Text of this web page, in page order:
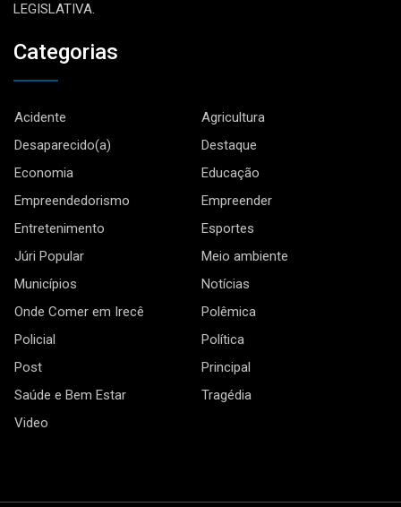
LEGISLATIVA.
Categorias
Acidente
Agricultura
Desaparecido(a)
Destaque
Economia
Educação
Empreendedorismo
Empreender
Entretenimento
Esportes
Júri Popular
Meio ambiente
Municípios
Notícias
Onde Comer em Irecê
Polêmica
Policial
Política
Post
Principal
Saúde e Bem Estar
Tragédia
Video